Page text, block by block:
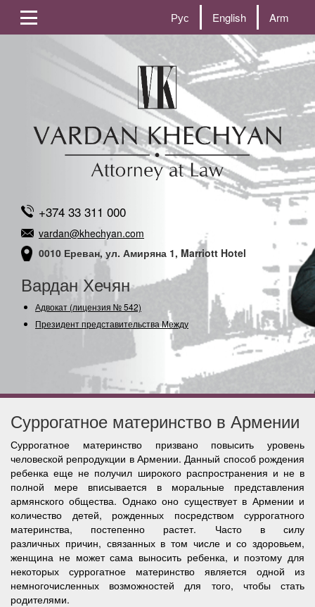
Рус English Arm
+374 33 311 000
vardan@khechyan.com
0010 Ереван, ул. Амиряна 1, Marriott Hotel
Вардан Хечян
Адвокат (лицензия № 542)
Президент представительства Междунаро
Суррогатное материнство в Армении
Суррогатное материнство призвано повысить уровень
человеской репродукции в Армении. Данный способ рождения
ребенка еще не получил широкого распространения и не в
полной мере вписывается в моральные представления
армянского общества. Однако оно существует в Армении и
количество детей, рожденных посредством суррогатного
материнства, постепенно растет. Часто в силу
различных причин, связанных в том числе и со здоровьем,
женщина не может сама выносить ребенка, и поэтому для
некоторых суррогатное материнство является одной из
немногочисленных возможностей для того, чтобы стать
родителями.